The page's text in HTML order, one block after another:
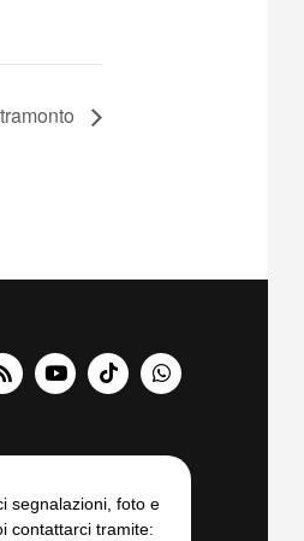
segnalazioni, foto e
contattarci tramite: